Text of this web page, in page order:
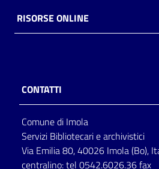
RISORSE ONLINE
CONTATTI
Comune di Imola
Servizi Bibliotecari e archivistici
Via Emilia 80, 40026 Imola (Bo),
centralino: tel 0542.6026.36 fax